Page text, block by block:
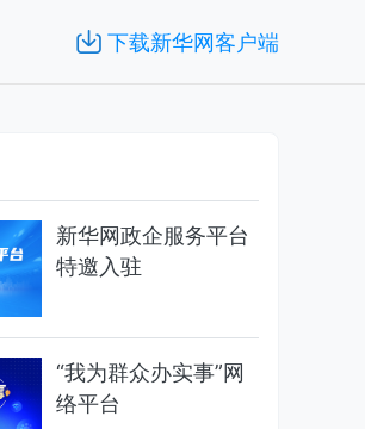
下载新华网客户端
新华网政企服务平台
特邀入驻
“我为群众办实事”网
络平台